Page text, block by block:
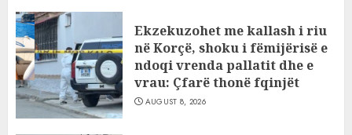
Ekzekuzohet me kallash i riu
në Korçë, shoku i fëmijërisë e
ndoqi vrenda pallatit dhe e
vrau: Çfarë thonë fqinjët
AUGUST 8, 2026